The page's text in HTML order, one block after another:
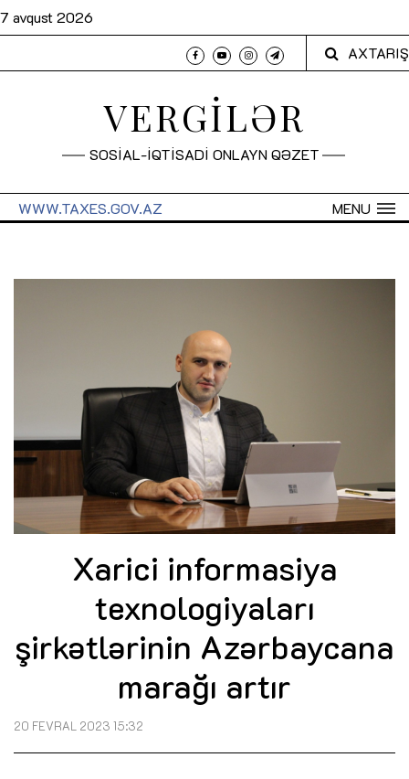
7 avqust 2026
AXTARIŞ
VERGİLƏR
SOSİAL-İQTİSADİ ONLAYN QƏZET
MENU
WWW.TAXES.GOV.AZ
Xarici informasiya
texnologiyaları
şirkətlərinin Azərbaycana
marağı artır
20 FEVRAL 2023 15:32